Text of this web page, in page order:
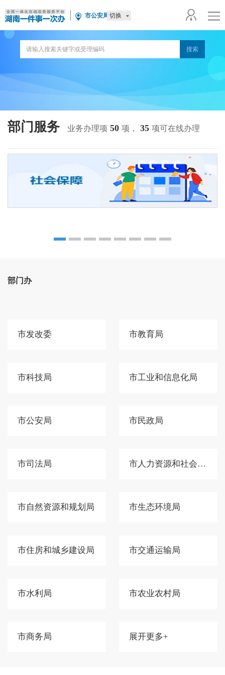
市公安局 切换
部门服务 业务办理项 50 项， 35 项可在线办理
部门办
市发改委 市教育局
市科技局 市工业和信息化局
市公安局 市民政局
市司法局 市人力资源和社会保障局
市自然资源和规划局 市生态环境局
市住房和城乡建设局 市交通运输局
市水利局 市农业农村局
市商务局 展开更多+